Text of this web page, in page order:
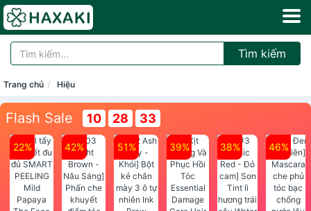
Tìm kiếm
Trang chủ Hiệu
Flash Sale 10 28 32
22% 42% 51% 39% 38% 46%